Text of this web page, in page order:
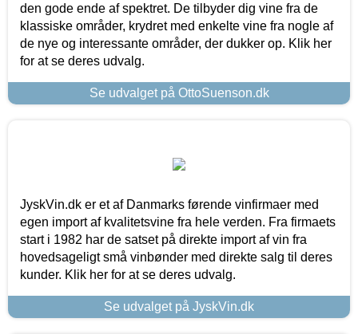
den gode ende af spektret. De tilbyder dig vine fra de
klassiske områder, krydret med enkelte vine fra nogle af
de nye og interessante områder, der dukker op. Klik her
for at se deres udvalg.
Se udvalget på OttoSuenson.dk
JyskVin.dk er et af Danmarks førende vinfirmaer med
egen import af kvalitetsvine fra hele verden. Fra firmaets
start i 1982 har de satset på direkte import af vin fra
hovedsageligt små vinbønder med direkte salg til deres
kunder. Klik her for at se deres udvalg.
Se udvalget på JyskVin.dk